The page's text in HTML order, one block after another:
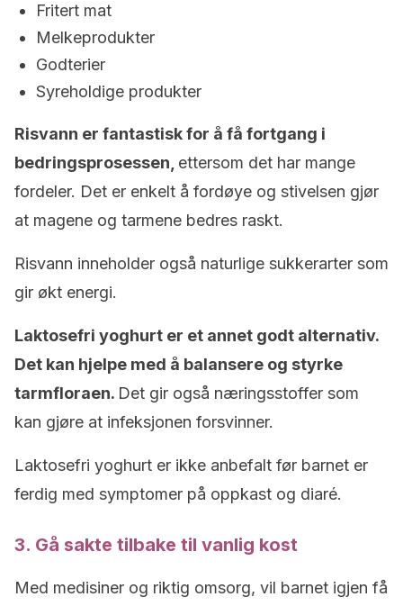
Fritert mat
Melkeprodukter
Godterier
Syreholdige produkter
Risvann er fantastisk for å få fortgang i
bedringsprosessen, ettersom det har mange
fordeler. Det er enkelt å fordøye og stivelsen gjør
at magene og tarmene bedres raskt.
Risvann inneholder også naturlige sukkerarter som
gir økt energi.
Laktosefri yoghurt er et annet godt alternativ.
Det kan hjelpe med å balansere og styrke
tarmfloraen. Det gir også næringsstoffer som
kan gjøre at infeksjonen forsvinner.
Laktosefri yoghurt er ikke anbefalt før barnet er
ferdig med symptomer på oppkast og diaré.
3. Gå sakte tilbake til vanlig kost
Med medisiner og riktig omsorg, vil barnet igjen få